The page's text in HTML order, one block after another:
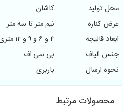
محل تولید
کاشان
عرض کناره
نیم متر تا سه متر
ابعاد قالیچه
4 و 6 و 9 و 12 متری، پادری و 1در1.5 و....
جنس الیاف
بی سی اف
نحوه ارسال
باربری
محصولات مرتبط